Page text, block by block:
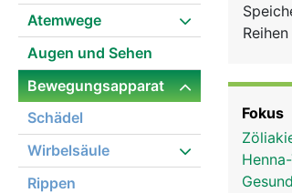
Atemwege
Augen und Sehen
Bewegungsapparat
Schädel
Wirbelsäule
Rippen
Fokus